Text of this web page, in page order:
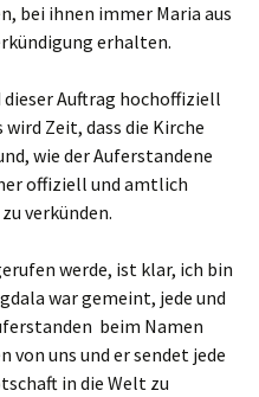
bei ihnen immer Maria aus
erhalten.
dieser Auftrag hochoffiziell
Zeit, dass die Kirche
wie der Auferstandene
offiziell und amtlich
verkünden.
werde, ist klar, ich bin
war gemeint, jede und
beim Namen
von uns und er sendet jede
in die Welt zu